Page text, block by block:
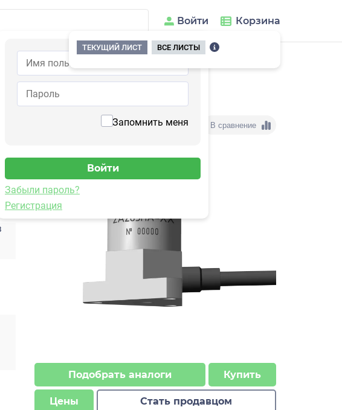
Войти
Запомнить меня
Забыли пароль?
Регистрация
Корзина
ТЕКУЩИЙ ЛИСТ
ВСЕ ЛИСТЫ
2A203HA-160(T)
В сравнение
Подобрать аналоги Купить
Цены Стать продавцом